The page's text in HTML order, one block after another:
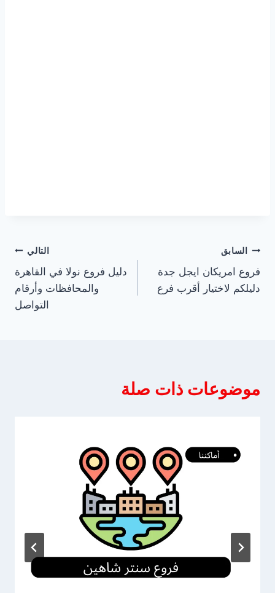
تصفّح
المقالات
السابق
فروع امريكان ايجل جدة
دليلكم لاختيار أقرب فرع
التالي
دليل فروع نولا في القاهرة
والمحافظات وأرقام
التواصل
موضوعات ذات صلة